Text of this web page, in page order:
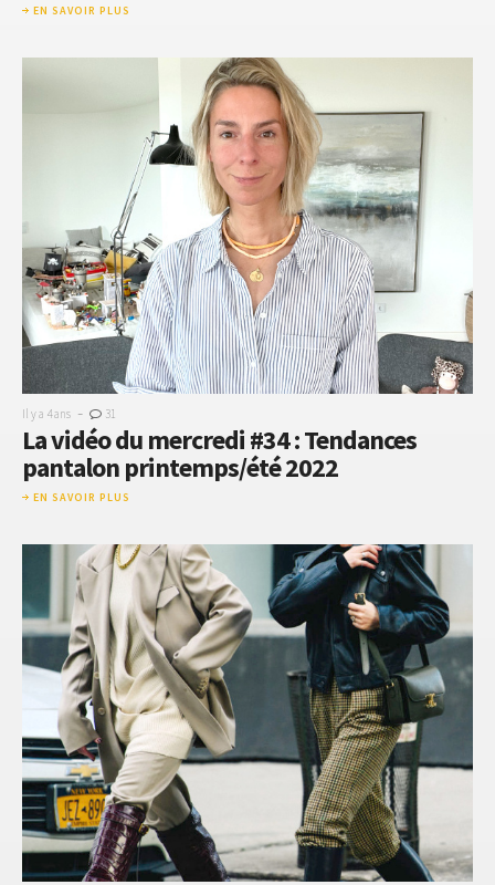
EN SAVOIR PLUS
Il y a 4 ans - 31
La vidéo du mercredi #34 : Tendances
pantalon printemps/été 2022
EN SAVOIR PLUS